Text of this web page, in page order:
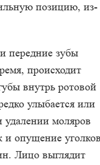
позицию, из-
передние зубы
происходит
внутрь ротовой
улыбается или
удалении моляров
и опущение
Лицо выглядит